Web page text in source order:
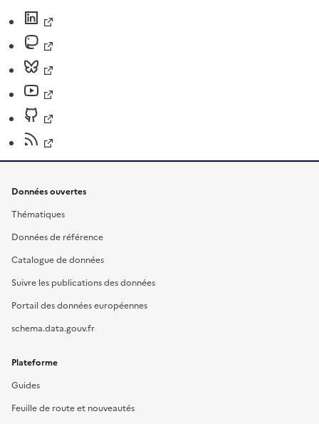
Données ouvertes
Thématiques
Données de référence
Catalogue de données
Suivre les publications des données
Portail des données européennes
schema.data.gouv.fr
Plateforme
Guides
Feuille de route et nouveautés